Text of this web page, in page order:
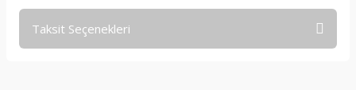
Taksit Seçenekleri